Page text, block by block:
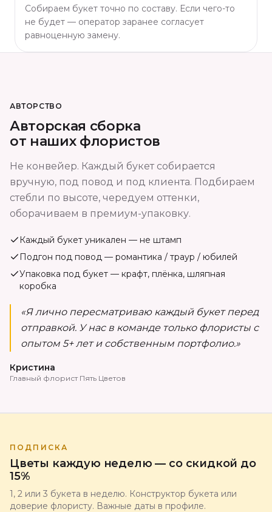
Собираем букет точно по составу. Если чего-то
не будет — оператор заранее согласует
равноценную замену.
АВТОРСТВО
Авторская сборка
от наших флористов
Не конвейер. Каждый букет собирается
вручную, под повод и под клиента. Подбираем
стебли по высоте, чередуем оттенки,
оборачиваем в премиум-упаковку.
Каждый букет уникален — не штамп
Подгон под повод — романтика / траур / юбилей
Упаковка под букет — крафт, плёнка, шляпная
коробка
«Я лично пересматриваю каждый букет перед
отправкой. У нас в команде только флористы с
опытом 5+ лет и собственным портфолио.»
Кристина
Главный флорист Пять Цветов
ПОДПИСКА
Цветы каждую неделю — со скидкой до
15%
1, 2 или 3 букета в неделю. Конструктор букета или
доверие флористу. Важные даты в профиле.